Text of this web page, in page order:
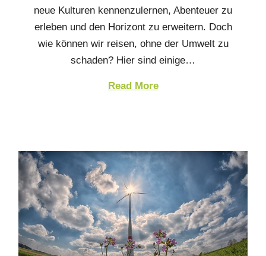
neue Kulturen kennenzulernen, Abenteuer zu
erleben und den Horizont zu erweitern. Doch
wie können wir reisen, ohne der Umwelt zu
schaden? Hier sind einige…
Read More